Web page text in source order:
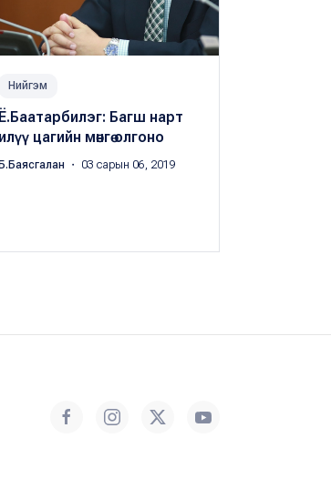
Нийгэм
Ё.Баатарбилэг: Багш нарт
илүү цагийн мөнгө олгоно
・ 03 сарын 06, 2019